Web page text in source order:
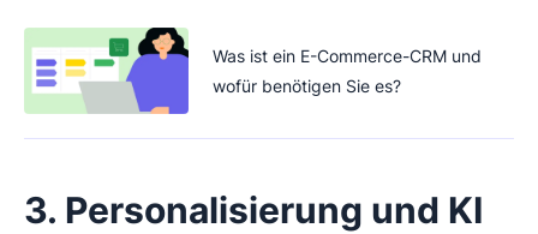
Was ist ein E-Commerce-CRM und
wofür benötigen Sie es?
3. Personalisierung und KI